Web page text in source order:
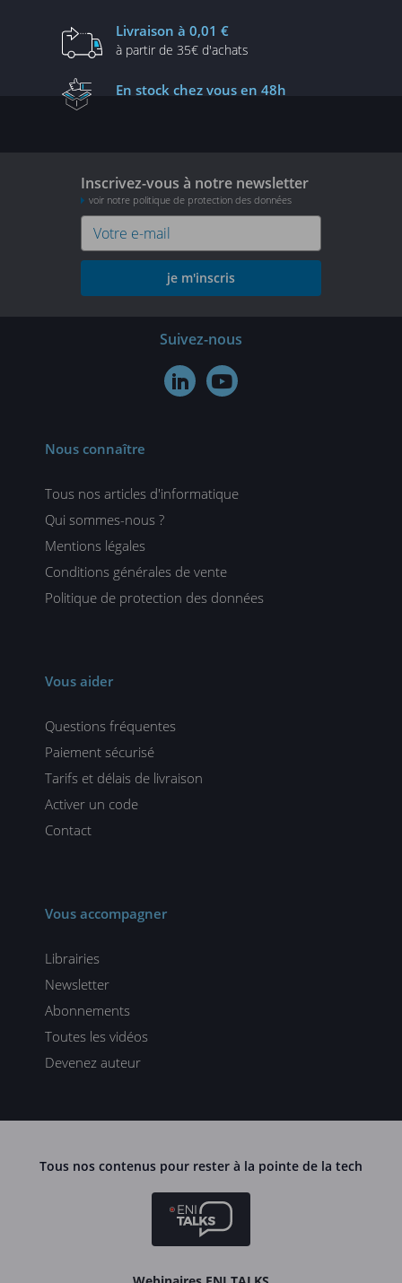
Livraison à 0,01 €
à partir de 35€ d'achats
En stock chez vous en 48h
Inscrivez-vous à notre newsletter
voir notre politique de protection des données
je m'inscris
Suivez-nous
 
Nous connaître
Tous nos articles d'informatique
Qui sommes-nous ?
Mentions légales
Conditions générales de vente
Politique de protection des données
Vous aider
Questions fréquentes
Paiement sécurisé
Tarifs et délais de livraison
Activer un code
Contact
Vous accompagner
Librairies
Newsletter
Abonnements
Toutes les vidéos
Devenez auteur
Tous nos contenus pour rester à la pointe de la tech